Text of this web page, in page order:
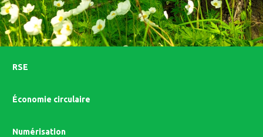
RSE
Économie circulaire
Numérisation